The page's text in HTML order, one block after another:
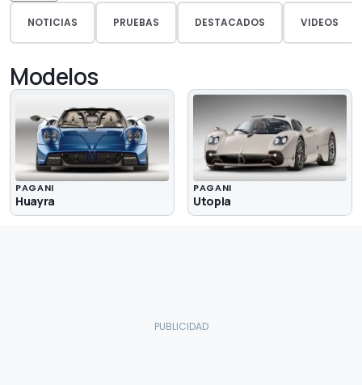
NOTICIAS PRUEBAS DESTACADOS VIDEOS
Modelos
PAGANI
Huayra
PAGANI
Utopia